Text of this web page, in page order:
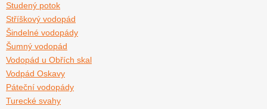
Studený potok
Stříškový vodopád
Šindelné vodopády
Šumný vodopád
Vodopád u Obřích skal
Vodpád Oskavy
Páteční vodopády
Turecké svahy